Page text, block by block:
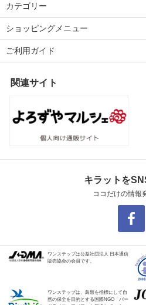
カテゴリー
ショッピングメニュー
ご利用ガイド
関連サイト
キラットを
ココだけの情報
ワンステップは公益社団法人 日本通信
販売協会の会員です。
ワンステップは、鳥類を指標にして自
然の保全を目的とする国際NGO「バー